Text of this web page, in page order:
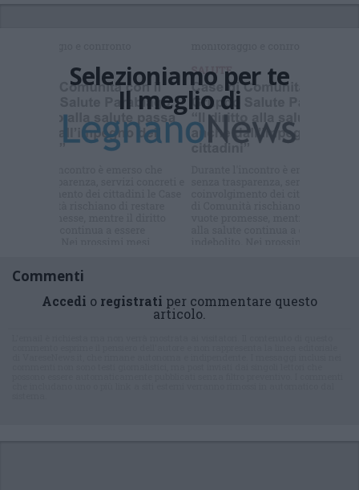
Selezioniamo per te
Il meglio di
Commenti
Accedi o registrati per commentare questo
articolo.